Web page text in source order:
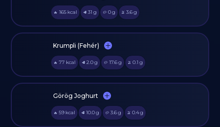
🔥 165 kcal 🥩 31 g 🥔 0g 🫒 3.6g
Krumpli (Fehér)
🔥 77 kcal 🥩 2.0g 🥔 17.6g 🫒 0.1 g
Görög Joghurt
🔥 59 kcal 🥩 10.0g 🥔 3.6g 🫒 0.4g